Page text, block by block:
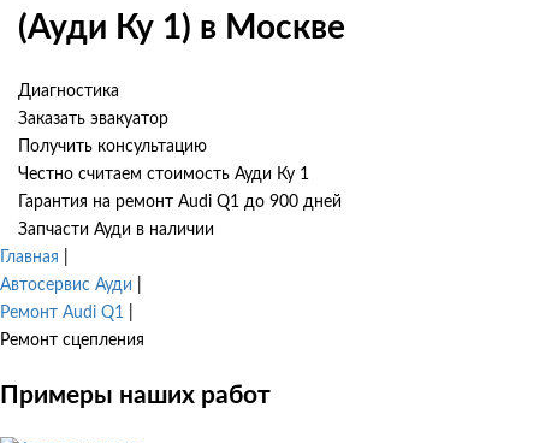
(Ауди Ку 1) в Москве
Диагностика
Заказать эвакуатор
Получить консультацию
Честно считаем стоимость Ауди Ку 1
Гарантия на ремонт Audi Q1 до 900 дней
Запчасти Ауди в наличии
Главная
Автосервис Ауди
Ремонт Audi Q1
Ремонт сцепления
Примеры наших работ